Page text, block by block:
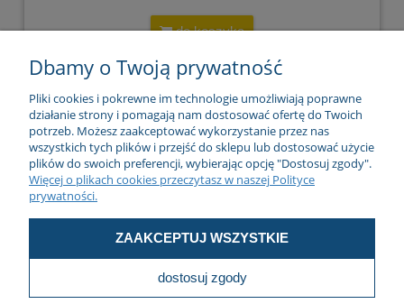
do koszyka
O Firmie
Zakupy
Pomoc
Dbamy o Twoją prywatność
Pliki cookies i pokrewne im technologie umożliwiają poprawne
działanie strony i pomagają nam dostosować ofertę do Twoich
potrzeb. Możesz zaakceptować wykorzystanie przez nas
wszystkich tych plików i przejść do sklepu lub dostosować użycie
plików do swoich preferencji, wybierając opcję "Dostosuj zgody".
Więcej o plikach cookies przeczytasz w naszej Polityce
prywatności.
dostosuj zgody
ZAAKCEPTUJ WSZYSTKIE